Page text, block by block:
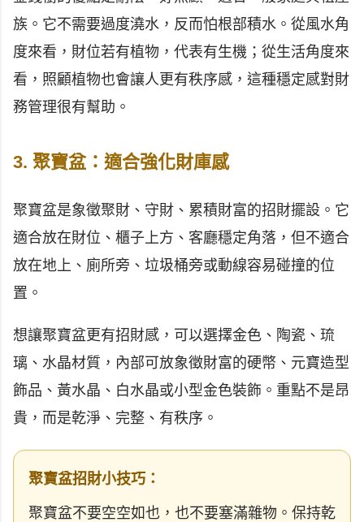
族。它不需要過度澆水，反而怕根部積水。從風水角
度來看，財位若有植物，代表有生機；從生活角度來
看，照顧植物也會讓人更有秩序感，這種穩定感對財
務管理很有幫助。
3. 聚寶盆：適合強化財庫感
聚寶盆是象徵聚財、守財、累積財富的招財擺設。它
適合放在財位、櫃子上方、客廳穩定角落，但不適合
放在地上、廁所旁、垃圾桶旁或動線容易碰撞的位
置。
想讓聚寶盆更有招財感，可以選擇金色、陶瓷、琉
璃、水晶材質，內部可放象徵財富的硬幣、元寶造型
飾品、黃水晶、白水晶或小型金色裝飾。重點不是昂
貴，而是乾淨、完整、有秩序。
聚寶盆招財小技巧：
聚寶盆不要空空如也，也不要塞滿雜物。保持乾